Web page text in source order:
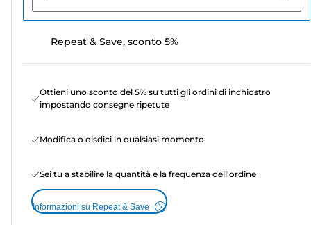
Repeat & Save, sconto 5%
Ottieni uno sconto del 5% su tutti gli ordini di inchiostro
impostando consegne ripetute
Modifica o disdici in qualsiasi momento
Sei tu a stabilire la quantità e la frequenza dell'ordine
Informazioni su Repeat & Save